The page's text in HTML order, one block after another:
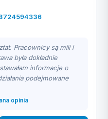
Pracownicy są mili i
była dokładnie
informacje o
podejmowane
opinia